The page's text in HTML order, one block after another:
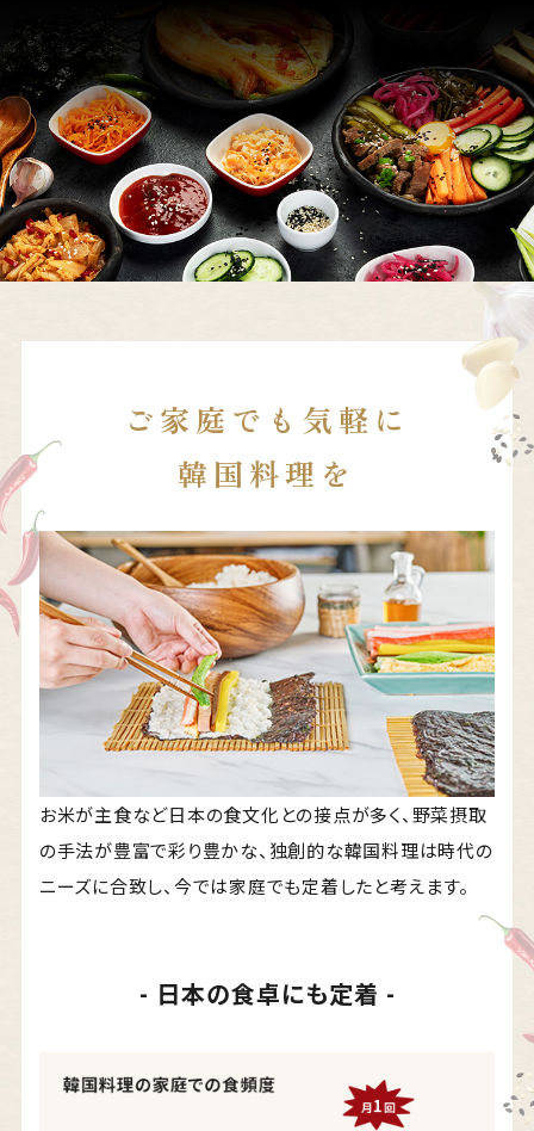
ご家庭でも気軽に
韓国料理を
お米が主食など日本の食文化との接点が多く、 野菜摂取
の手法が豊富で彩り豊かな、 独創的な韓国料理は時代の
ニーズに合致し、 今では家庭でも定着したと考えます。
- 日本の食卓にも定着 -